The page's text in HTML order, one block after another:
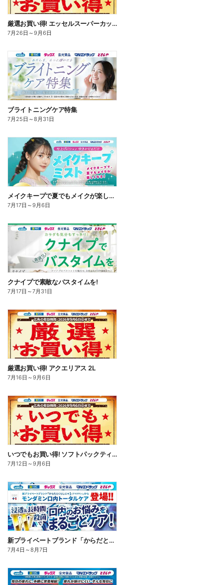
厳選お買い得! エッセルスーパーカップ
7月26日 ～9月6日
ブライトニングケア特集
7月25日 ～8月31日
メイクキープで夏でもメイクが楽しくなる!
7月17日 ～9月6日
クナイプで素敵なバスタイムを!
7月17日 ～7月31日
厳選お買い得! アクエリアス 2L
7月16日 ～9月6日
いつでもお買い得! ソフトパックティッシュ
7月12日 ～9月6日
新プライベートブランド「からだとくらしに+1(プラスワン)」よりモンダミン口内トータルケア登場!
7月4日 ～8月7日